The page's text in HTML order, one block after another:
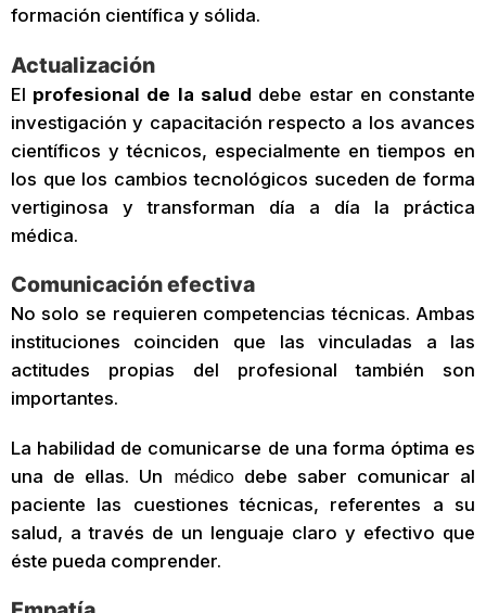
formación científica y sólida.
Actualización
El profesional de la salud debe estar en constante
investigación y capacitación respecto a los avances
científicos y técnicos, especialmente en tiempos en
los que los cambios tecnológicos suceden de forma
vertiginosa y transforman día a día la práctica
médica.
Comunicación efectiva
No solo se requieren competencias técnicas. Ambas
instituciones coinciden que las vinculadas a las
actitudes propias del profesional también son
importantes.
La habilidad de comunicarse de una forma óptima es
una de ellas. Un médicodebe saber comunicar al
paciente las cuestiones técnicas, referentes a su
salud, a través de un lenguaje claro y efectivo que
éste pueda comprender.